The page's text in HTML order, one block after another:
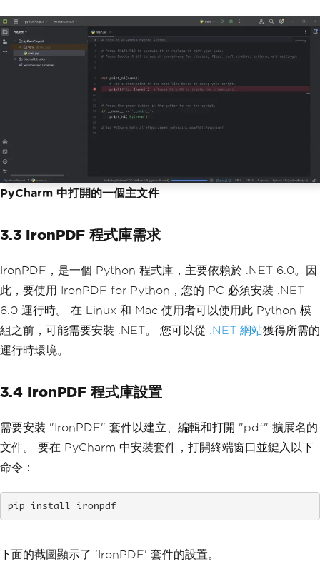
PyCharm 中打開的一個主文件
3.3 IronPDF 程式庫需求
IronPDF，是一個 Python 程式庫，主要依賴於 .NET 6.0。因
此，要使用 IronPDF for Python，您的 PC 必須安裝 .NET
6.0 運行時。 在 Linux 和 Mac 使用者可以使用此 Python 模
組之前，可能需要安裝 .NET。 您可以從
.NET 網站獲得所需的
運行時環境。
3.4 IronPDF 程式庫設置
需要安裝 "IronPDF" 套件以建立、編輯和打開 "pdf" 擴展名的
文件。 要在 PyCharm 中安裝套件，打開終端窗口並鍵入以下
命令：
pip install ironpdf
下面的截圖顯示了 'IronPDF' 套件的設置。